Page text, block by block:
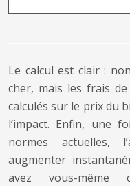
Le calcul est clair :
cher, mais les frais
calculés sur le prix du
l’impact. Enfin, une
normes actuelles,
augmenter
avez vous-même